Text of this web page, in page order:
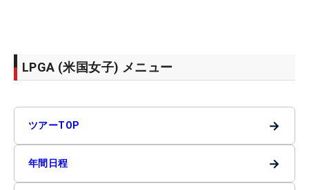
LPGA (米国女子) メニュー
ツアーTOP →
年間日程 →